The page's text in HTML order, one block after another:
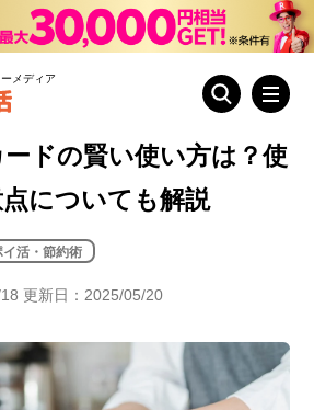
メディア
ドの賢い使い方は？使
についても解説
イ活・節約術
更新日：2025/05/20